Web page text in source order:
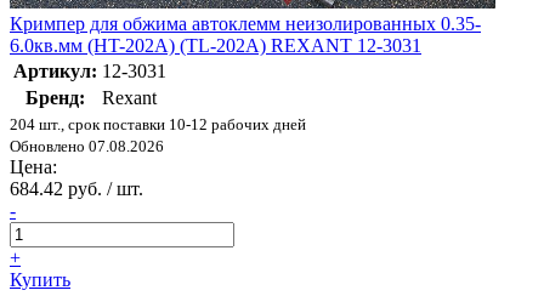
Кримпер для обжима автоклемм неизолированных 0.35-
6.0кв.мм (HT-202A) (TL-202A) REXANT 12-3031
Артикул: 12-3031
Бренд:
Rexant
204 шт., срок поставки 10-12 рабочих дней
Обновлено 07.08.2026
Цена:
684.42 руб. / шт.
-
+
Купить